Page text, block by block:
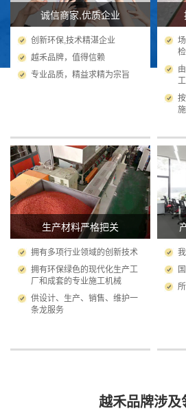
诚信商家,优质企业
创新环保,技术精湛企业
越禾品牌，值得信赖
专业品质，精益求精为宗旨
工
生产材料严格把关
拥有多项行业领域的创新技术
拥有环保绿色的现代化生产工
厂和成套的专业施工机械
供设计、生产、销售、维护一
条龙服务
越禾品牌涉及